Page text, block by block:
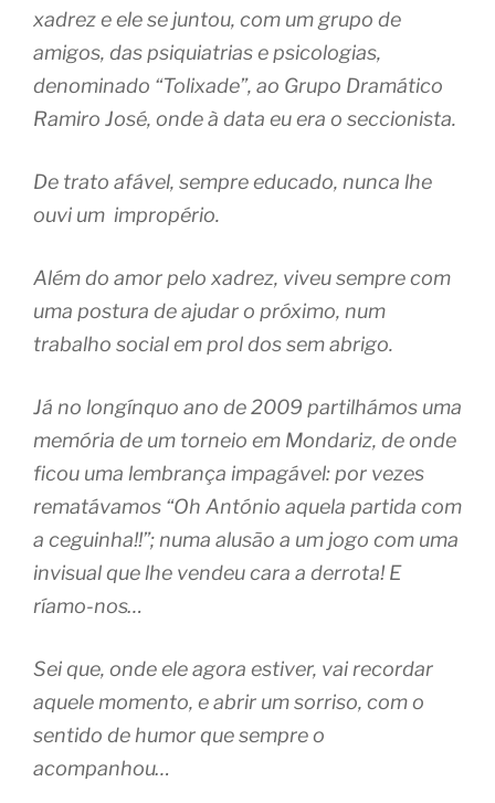
xadrez e ele se juntou, com um grupo de
amigos, das psiquiatrias e psicologias,
denominado “Tolixade”, ao Grupo Dramático
Ramiro José, onde à data eu era o seccionista.
De trato afável, sempre educado, nunca lhe
ouvi um impropério.
Além do amor pelo xadrez, viveu sempre com
uma postura de ajudar o próximo, num
trabalho social em prol dos sem abrigo.
Já no longínquo ano de 2009 partilhámos uma
memória de um torneio em Mondariz, de onde
ficou uma lembrança impagável: por vezes
rematávamos “Oh António aquela partida com
a ceguinha!!”; numa alusão a um jogo com uma
invisual que lhe vendeu cara a derrota! E
ríamo-nos…
Sei que, onde ele agora estiver, vai recordar
aquele momento, e abrir um sorriso, com o
sentido de humor que sempre o
acompanhou…